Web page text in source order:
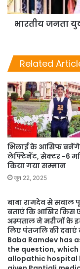
भारतीय जनता
Related
भिलाई के आसिफ बनेंगे
लेफ्टिनेंट, सेक्टर -6
किया गया सम्मान
जून 22, 2025
बाबा रामदेव से सवाल
बताएं कि आखिर किस
अस्पताल ने मरीजों के
लिए पंतजलि की दवाएं
Baba Ramdev has
the question, which
allopathic hospital